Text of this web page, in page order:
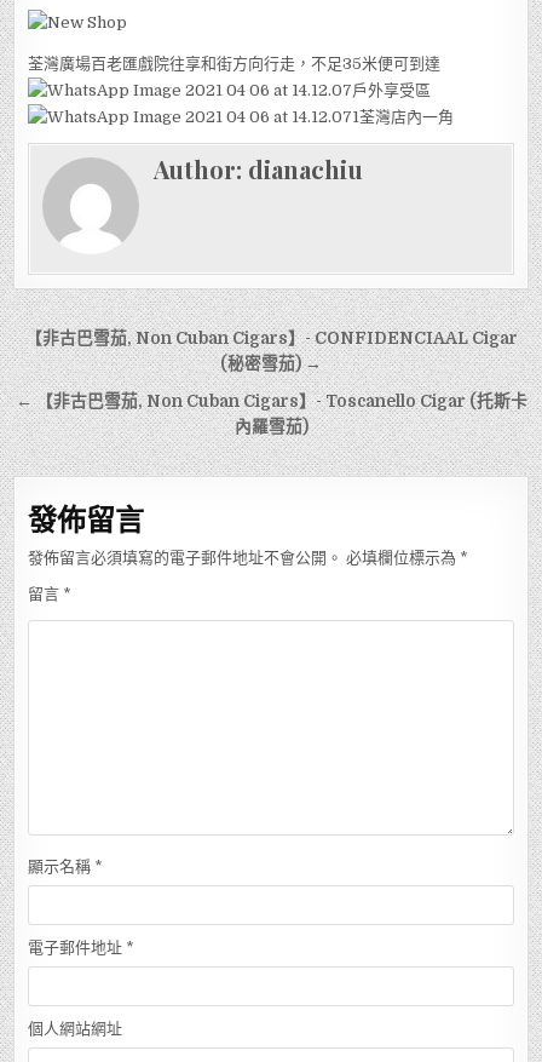
荃灣廣場百老匯戲院往享和街方向行走，不足35米便可到達
戶外享受區
荃灣店內一角
Author: dianachiu
文
章
導
覽
【非古巴雪茄, Non Cuban Cigars】- CONFIDENCIAAL Cigar
(秘密雪茄) →
← 【非古巴雪茄, Non Cuban Cigars】- Toscanello Cigar (托斯卡
內羅雪茄)
發佈留言
發佈留言必須填寫的電子郵件地址不會公開。 必填欄位標示為 *
留言 *
顯示名稱 *
電子郵件地址 *
個人網站網址